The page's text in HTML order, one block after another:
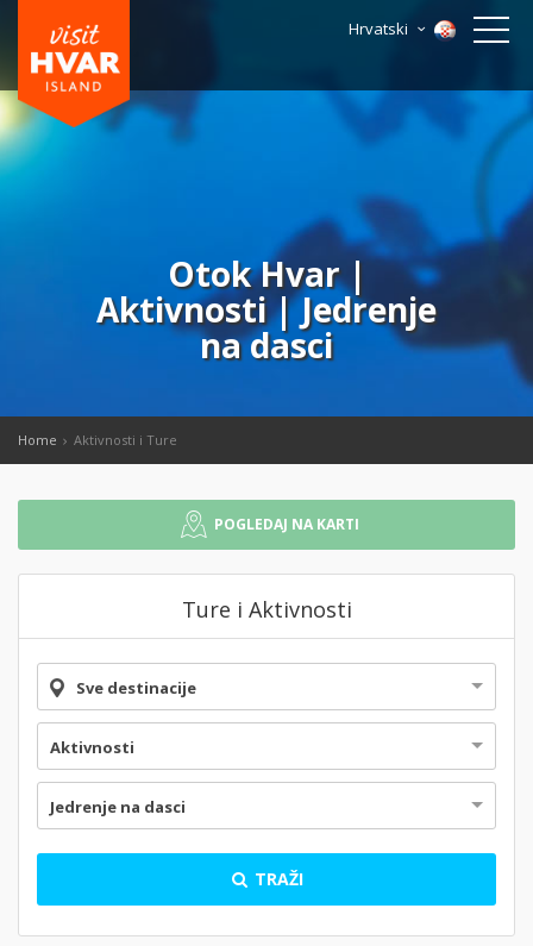
Hrvatski
Otok Hvar |
Aktivnosti | Jedrenje
na dasci
Home Aktivnosti i Ture
POGLEDAJ NA KARTI
Ture i Aktivnosti
Sve destinacije
Aktivnosti
Jedrenje na dasci
TRAŽI